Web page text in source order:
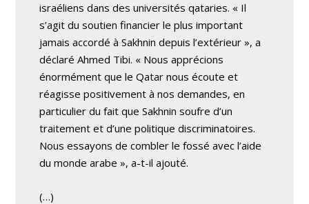
israéliens dans des universités qataries. « Il
s’agit du soutien financier le plus important
jamais accordé à Sakhnin depuis l’extérieur », a
déclaré Ahmed Tibi. « Nous apprécions
énormément que le Qatar nous écoute et
réagisse positivement à nos demandes, en
particulier du fait que Sakhnin soufre d’un
traitement et d’une politique discriminatoires.
Nous essayons de combler le fossé avec l’aide
du monde arabe », a-t-il ajouté.
(…)